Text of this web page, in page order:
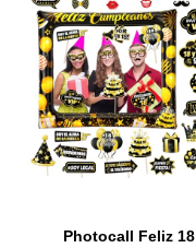
Photocall Feliz 18